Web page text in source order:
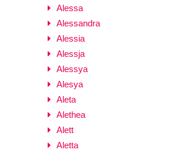
Alessa
Alessandra
Alessia
Alessja
Alessya
Alesya
Aleta
Alethea
Alett
Aletta